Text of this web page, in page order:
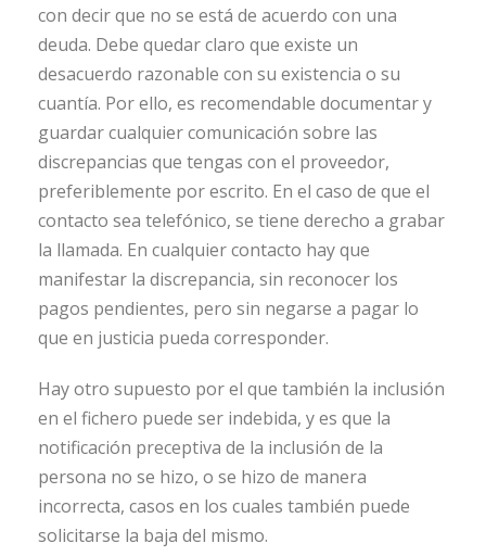
con decir que no se está de acuerdo con una
deuda. Debe quedar claro que existe un
desacuerdo razonable con su existencia o su
cuantía. Por ello, es recomendable documentar y
guardar cualquier comunicación sobre las
discrepancias que tengas con el proveedor,
preferiblemente por escrito. En el caso de que el
contacto sea telefónico, se tiene derecho a grabar
la llamada. En cualquier contacto hay que
manifestar la discrepancia, sin reconocer los
pagos pendientes, pero sin negarse a pagar lo
que en justicia pueda corresponder.
Hay otro supuesto por el que también la inclusión
en el fichero puede ser indebida, y es que la
notificación preceptiva de la inclusión de la
persona no se hizo, o se hizo de manera
incorrecta, casos en los cuales también puede
solicitarse la baja del mismo.